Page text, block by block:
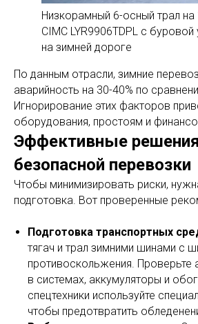
Низкорамный 6-осный трал на
CIMC LYR9906TDPL с буровой
на зимней дороге
По данным отрасли, зимние
аварийность на 30-40% по
Игнорирование этих факторов
оборудования, простоям и
Эффективные
безопасной перевозки
Чтобы минимизировать риски,
подготовка. Вот проверенные
Подготовка транспортных
тягач и трал зимними шинами с
противоскольжения. Проверьте
в системах, аккумуляторы и
спецтехники используйте
чтобы предотвратить